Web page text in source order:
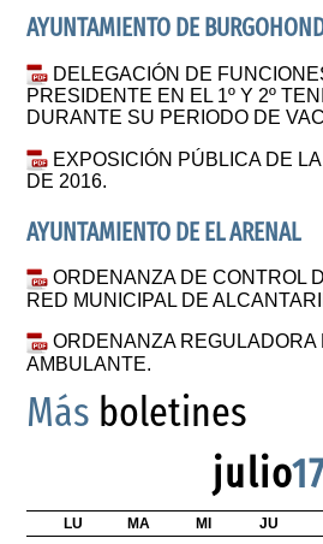
AYUNTAMIENTO DE
DELEGACIÓN DE
PRESIDENTE EN EL 1º Y 2º
DURANTE SU PERIODO DE
EXPOSICIÓN PÚBLICA DE
DE 2016.
AYUNTAMIENTO DE EL ARENAL
ORDENANZA DE CONTROL
RED MUNICIPAL DE
ORDENANZA REGULADORA
AMBULANTE.
Más boletines
julio
LU MA MI JU